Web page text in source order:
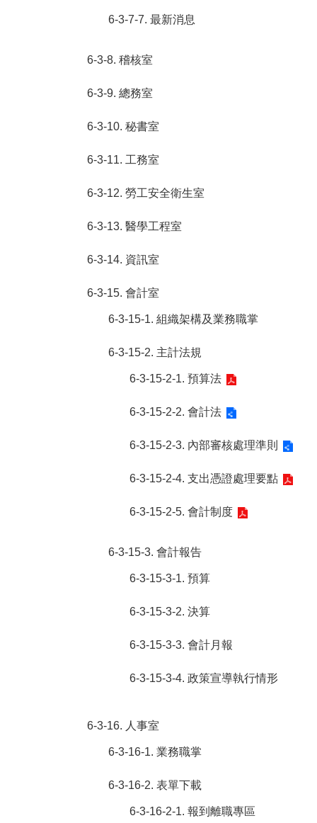
6-3-7-7. 最新消息
6-3-8. 稽核室
6-3-9. 總務室
6-3-10. 秘書室
6-3-11. 工務室
6-3-12. 勞工安全衛生室
6-3-13. 醫學工程室
6-3-14. 資訊室
6-3-15. 會計室
6-3-15-1. 組織架構及業務職掌
6-3-15-2. 主計法規
6-3-15-2-1. 預算法
6-3-15-2-2. 會計法
6-3-15-2-3. 內部審核處理準則
6-3-15-2-4. 支出憑證處理要點
6-3-15-2-5. 會計制度
6-3-15-3. 會計報告
6-3-15-3-1. 預算
6-3-15-3-2. 決算
6-3-15-3-3. 會計月報
6-3-15-3-4. 政策宣導執行情形
6-3-16. 人事室
6-3-16-1. 業務職掌
6-3-16-2. 表單下載
6-3-16-2-1. 報到離職專區